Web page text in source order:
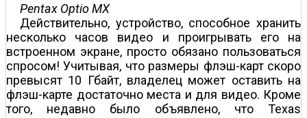
Pentax Optio MX
Действительно, устройство, способное хранить
несколько часов видео и проигрывать его на
встроенном экране, просто обязано пользоваться
спросом! Учитывая, что размеры флэш-карт скоро
превысят 10 Гбайт, владелец может оставить на
флэш-карте достаточно места и для видео. Кроме
того, недавно было объявлено, что Texas